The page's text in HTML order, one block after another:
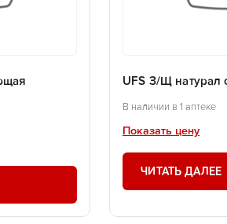
UFS З/Щ натурал
В наличии в 1 аптеке
Показать цену
ЧИТАТЬ ДАЛЕЕ